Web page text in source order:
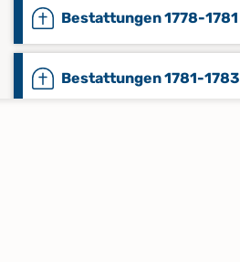
Bestattungen 1778-1781
Bestattungen 1781-1783